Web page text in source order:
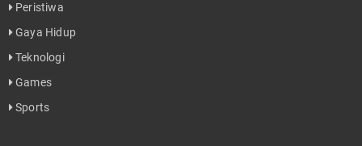
Peristiwa
Gaya Hidup
Teknologi
Games
Sports